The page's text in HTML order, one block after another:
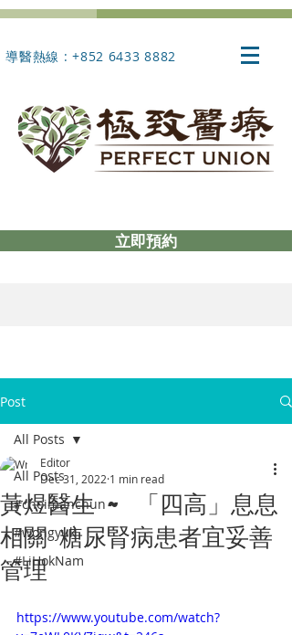
導醫熱線 : +852 6433 8882
立即預約
Post
All Posts
#choimanchun
#wongyuk
#LiHokNam
All Posts
黃煜醫生 ~ 「四高」息息
相關 糖尿腎病患者宜妥善
管理
Editor
Dec 31, 2022 1 min read
https://www.youtube.com/watch?